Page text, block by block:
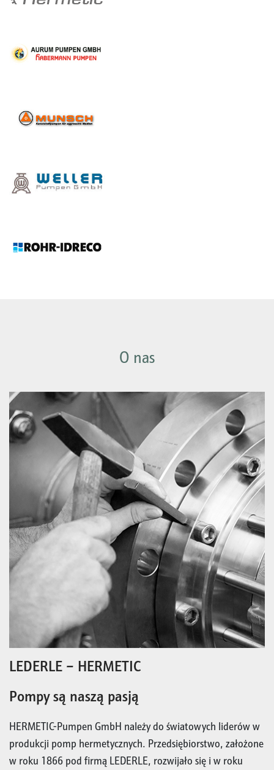
O nas
LEDERLE – HERMETIC
Pompy są naszą pasją
HERMETIC-Pumpen GmbH należy do światowych liderów w
produkcji pomp hermetycznych. Przedsiębiorstwo, założone
w roku 1866 pod firmą LEDERLE, rozwijało się i w roku